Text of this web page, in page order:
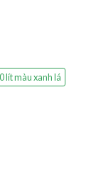
lít màu xanh lá